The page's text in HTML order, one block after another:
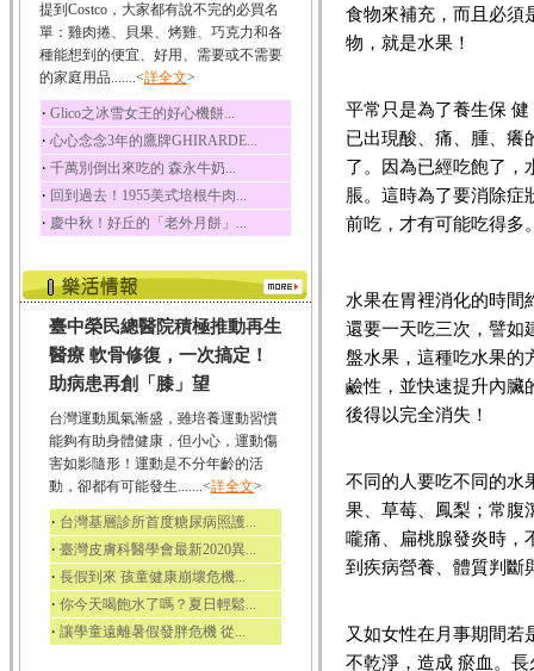
荔枝
荔枝性質溫和所含的營
養素有醣類、檸檬酸...
五味子
五味子性質溫熱所含營
養成分有揮發油、檸...
草魚
草魚含有維生素A、維生
素C、及豐富的蛋白...
提到Costco，大家都有說不完的必買名
單：雞肉捲、貝果、烤雞、巧克力和各
種能想到的便宜、好用、需要或不需要
的家庭用品.......<詳全文>
‧ Glico之冰雪女王的好心機餅...
‧ 心心念念3年的鷹牌GHIRARDE...
‧ 千萬別倒出來吃的 森永牛奶...
‧ 回到過去！1955美式培根牛肉...
‧ 慶中秋！好丘的「老外月餅」...
臺中榮民總醫院積極推動再生
醫療 軟骨修復，一次搞定！
助病患再創「膝」望
台灣運動風氣漸盛，雖培養運動習慣
能夠有助身體健康，但小心，運動傷
害如影隨形！運動是不分年齡的活
動，卻都有可能發生.......<詳全文>
‧ 台灣基層診所首度糖尿病照護...
‧ 臺灣皮膚科醫學會最新2020異...
‧ 長假到來 孩童健康崩壞危機...
‧ 你今天喝飽水了嗎？夏日輕鬆...
‧ 讓學童遠離暑假發胖危機 從...
食物來補充，而且必須
物，就是水果！
平常只是為了養生保
已出現酸、痛、腫、癢
了。因為已經吃飽了，
脹。這時為了要消除症
前吃，才有可能吃得多
水果在胃裡消化的時間
還要一天吃三次，譬如
盤水果，這種吃水果的
鹼性，並快速提升內臟
後得以完全消失！
不同的人要吃不同的水
果、草莓、鳳梨；常腹
嚨痛、扁桃腺發炎時，
到疾病營養、體質判斷
又如女性在月事期間若
不乾淨，造成 瘀血。